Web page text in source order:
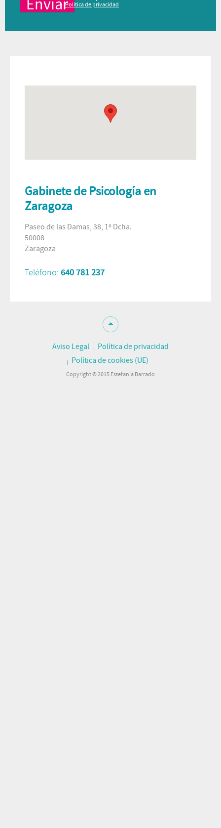
Política de privacidad
Gabinete de Psicología en
Zaragoza
Paseo de las Damas, 38, 1º Dcha.
50008
Zaragoza
Teléfono: 640 781 237
Aviso Legal
Política de privacidad
Política de cookies (UE)
Copyright © 2015 Estefanía Barrado